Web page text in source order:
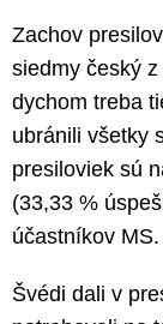
Zachov
siedmy český
dychom treba
ubránili všetky
presiloviek sú
(33,33 %
účastníkov MS.
Švédi dali v